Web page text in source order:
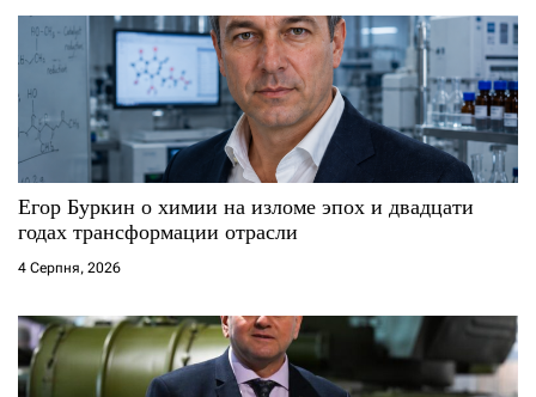
Егор Буркин о химии на изломе эпох и двадцати
годах трансформации отрасли
4 Серпня, 2026